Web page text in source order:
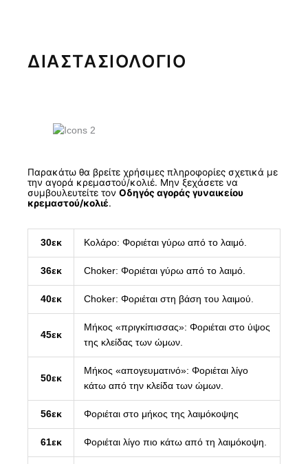
ΔΙΑΣΤΑΣΙΟΛΟΓΙΟ
Παρακάτω θα βρείτε χρήσιμες πληροφορίες σχετικά με
την αγορά κρεμαστού/κολιέ. Μην ξεχάσετε να
συμβουλευτείτε τον Οδηγός αγοράς γυναικείου
κρεμαστού/κολιέ.
30εκ Κολάρο: Φοριέται γύρω από το λαιμό.
36εκ Choker: Φοριέται γύρω από το λαιμό.
40εκ Choker: Φοριέται στη βάση του λαιμού.
45εκ
Μήκος «πριγκίπισσας»: Φοριέται στο ύψος
της κλείδας των ώμων.
50εκ
Μήκος «απογευματινό»: Φοριέται λίγο
κάτω από την κλείδα των ώμων.
56εκ Φοριέται στο μήκος της λαιμόκοψης
61εκ Φοριέται λίγο πιο κάτω από τη λαιμόκοψη.